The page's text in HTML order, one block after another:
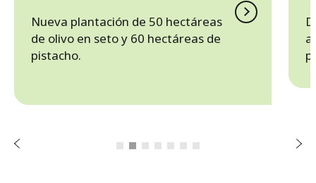
Nueva plantación de 50 hectáreas
de olivo en seto y 60 hectáreas de
pistacho.
A
n
r
S
i